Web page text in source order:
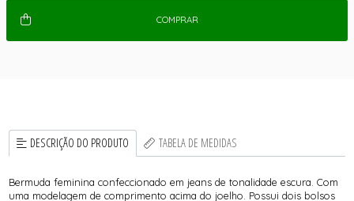
COMPRAR
DESCRIÇÃO DO PRODUTO TABELA DE MEDIDAS
Bermuda feminina confeccionado em jeans de tonalidade escura. Com
uma modelagem de comprimento acima do joelho. Possui dois bolsos